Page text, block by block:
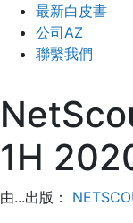
最新白皮書
公司AZ
聯繫我們
1H
由...出版：